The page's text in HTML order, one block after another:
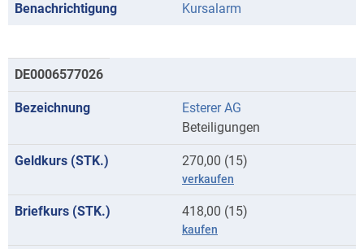
Kursalarm
DE0006577026
Esterer AG
Beteiligungen
270,00 (15)
verkaufen
418,00 (15)
kaufen